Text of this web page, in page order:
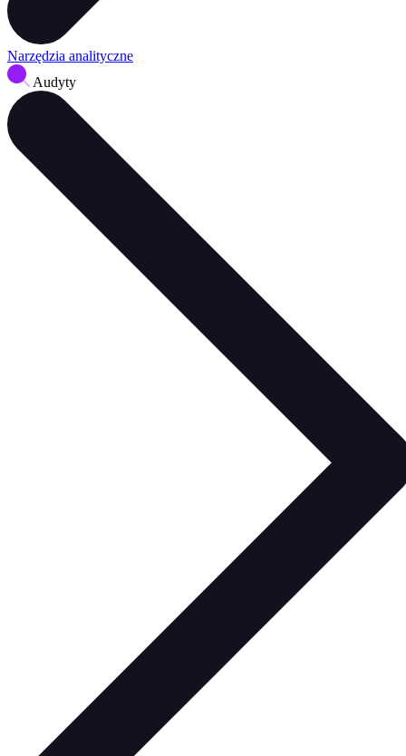
Narzędzia analityczne
Audyty